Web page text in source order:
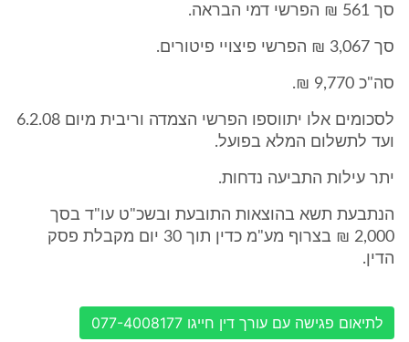
סך 561 ₪ הפרשי דמי הבראה.
סך 3,067 ₪ הפרשי פיצויי פיטורים.
סה"כ 9,770 ₪.
לסכומים אלו יתווספו הפרשי הצמדה וריבית מיום 6.2.08
ועד לתשלום המלא בפועל.
יתר עילות התביעה נדחות.
הנתבעת תשא בהוצאות התובעת ובשכ"ט עו"ד בסך
2,000 ₪ בצרוף מע"מ כדין תוך 30 יום מקבלת פסק
הדין.
לתיאום פגישה עם עורך דין חייגו 077-4008177